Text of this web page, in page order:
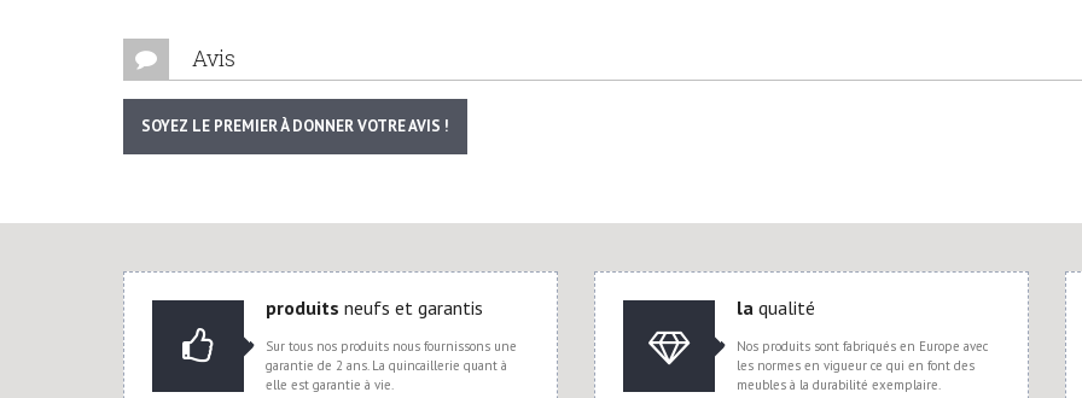
Avis
SOYEZ LE PREMIER À DONNER VOTRE AVIS !
produits neufs et garantis
Sur tous nos produits nous fournissons une
garantie de 2 ans. La quincaillerie quant à
elle est garantie à vie.
la qualité
Nos produits sont fabriqués en Europe avec
les normes en vigueur ce qui en font des
meubles à la durabilité exemplaire.